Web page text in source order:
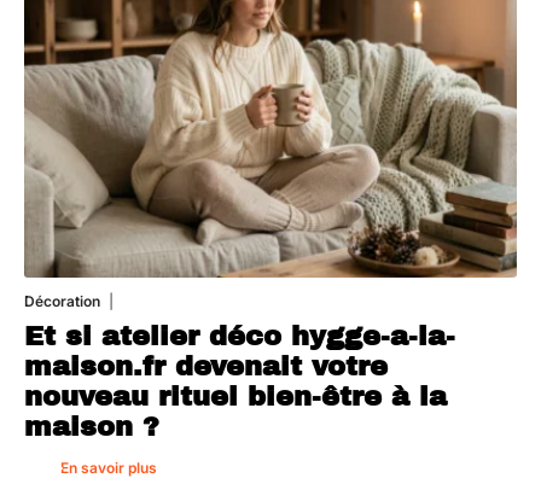
Décoration
Et si atelier déco hygge-a-la-
maison.fr devenait votre
nouveau rituel bien-être à la
maison ?
En savoir plus